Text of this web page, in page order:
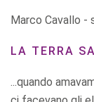
Marco Cavallo -
LA TERRA
...quando